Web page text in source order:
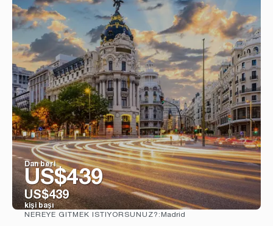
Dan beri
US$439
US$439
kişi başı
NEREYE GITMEK ISTIYORSUNUZ?: Madrid